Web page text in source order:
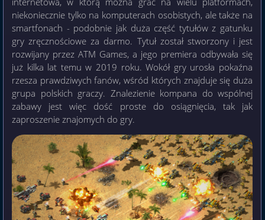
niekoniecznie tylko na komputerach osobistych, ale także na
smartfonach - podobnie jak duża część tytułów z gatunku
gry zręcznościowe za darmo. Tytuł został stworzony i jest
rozwijany przez ATM Games, a jego premiera odbywała się
już kilka lat temu w 2019 roku. Wokół gry urosła pokaźna
rzesza prawdziwych fanów, wśród których znajduje się duża
grupa polskich graczy. Znalezienie kompana do wspólnej
zabawy jest więc dość proste do osiągnięcia, tak jak
zaproszenie znajomych do gry.